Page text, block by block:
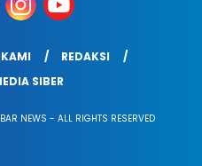
REDAKSI
SIBER
NEWS - ALL RIGHTS RESERVED